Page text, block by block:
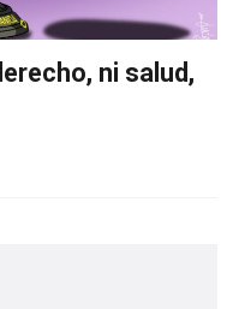
ni salud,